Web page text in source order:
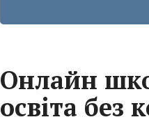
Онлайн
освіта без